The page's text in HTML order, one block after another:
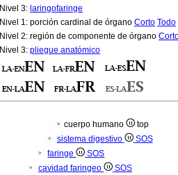
Nivel 3: laringofaringe
Nivel 1: porción cardinal de órgano Corto Todo
Nivel 2: región de componente de órgano
Nivel 3: pliegue anatómico
cuerpo humano
top
sistema digestivo
SOS
faringe
SOS
cavidad faringeo
SOS